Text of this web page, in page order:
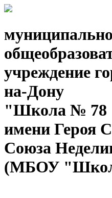
учреждение
на-Дону
"Школа № 78
имени Героя
Союза
(МБОУ